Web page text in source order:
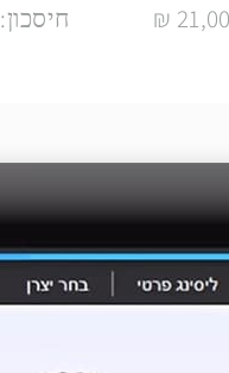
חיסכון: 8% |